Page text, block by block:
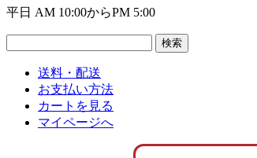
平日 AM 10:00からPM 5:00
送料・配送
お支払い方法
カートを見る
マイページへ